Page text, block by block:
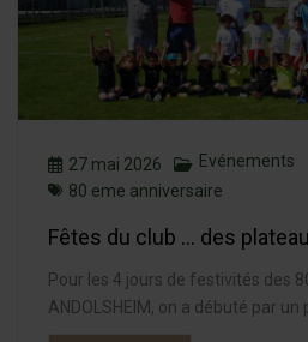
27 mai 2026
Evénements
80 eme anniversaire
Fêtes du club … des
Pour les 4 jours de festivités des
ANDOLSHEIM, on a débuté par un